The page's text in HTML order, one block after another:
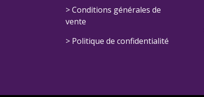
> Conditions générales de
vente
> Politique de confidentialité